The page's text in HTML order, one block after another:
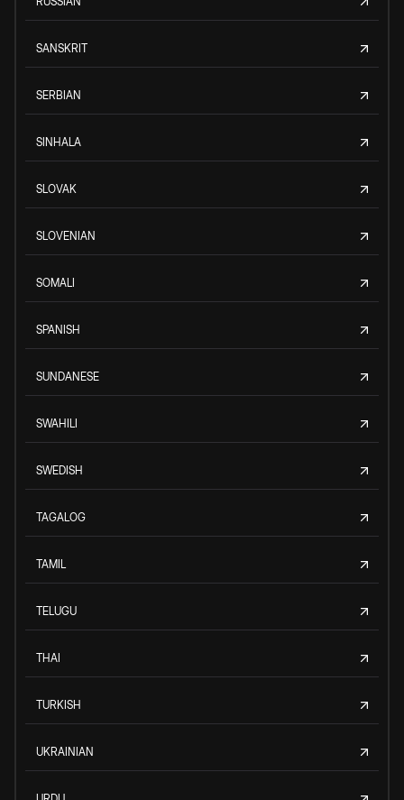
SANSKRIT
SERBIAN
SINHALA
SLOVAK
SLOVENIAN
SOMALI
SPANISH
SUNDANESE
SWAHILI
SWEDISH
TAGALOG
TAMIL
TELUGU
THAI
TURKISH
UKRAINIAN